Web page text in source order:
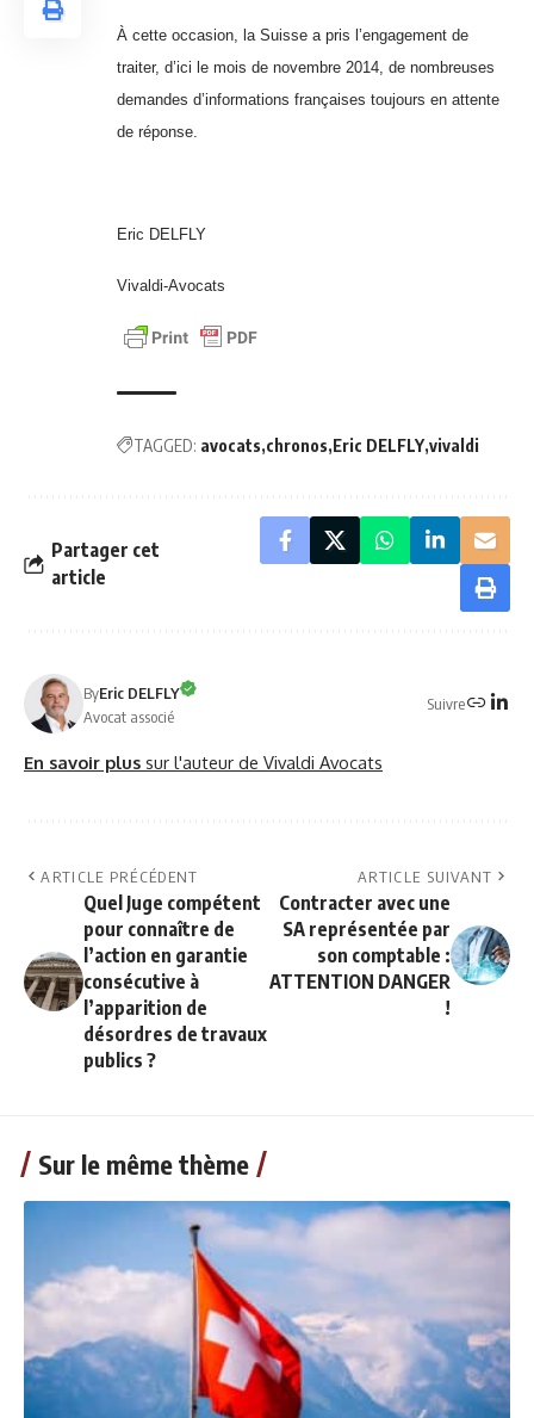
À cette occasion, la Suisse a pris l’engagement de
traiter, d’ici le mois de novembre 2014, de nombreuses
demandes d’informations françaises toujours en attente
de réponse.
Eric DELFLY
Vivaldi-Avocats
TAGGED: avocats chronos Eric DELFLY vivaldi
Partager cet
article
ByEric DELFLY
Avocat associé
Suivre
En savoir plus sur l'auteur de Vivaldi Avocats
ARTICLE PRÉCÉDENT
Quel Juge compétent
pour connaître de
l’action en garantie
consécutive à
l’apparition de
désordres de travaux
publics ?
ARTICLE SUIVANT
Contracter avec une
SA représentée par
son comptable :
ATTENTION DANGER
!
Sur le même thème